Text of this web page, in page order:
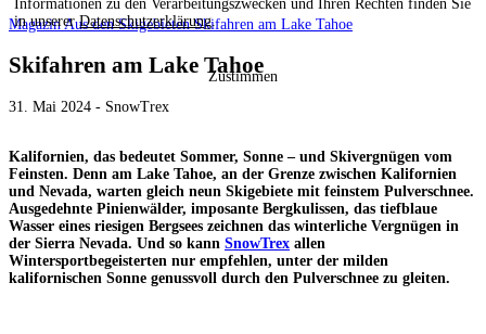
Informationen zu den Verarbeitungszwecken und Ihren Rechten finden Sie
in unsererDatenschutzerklärung.
Zustimmen
MagazinAus den SkigebietenSkifahren am Lake Tahoe
Skifahren am Lake Tahoe
31. Mai 2024 - SnowTrex
Kalifornien, das bedeutet Sommer, Sonne – und Skivergnügen vom
Feinsten. Denn am Lake Tahoe, an der Grenze zwischen Kalifornien
und Nevada, warten gleich neun Skigebiete mit feinstem Pulverschnee.
Ausgedehnte Pinienwälder, imposante Bergkulissen, das tiefblaue
Wasser eines riesigen Bergsees zeichnen das winterliche Vergnügen in
der Sierra Nevada. Und so kann SnowTrex allen
Wintersportbegeisterten nur empfehlen, unter der milden
kalifornischen Sonne genussvoll durch den Pulverschnee zu gleiten.